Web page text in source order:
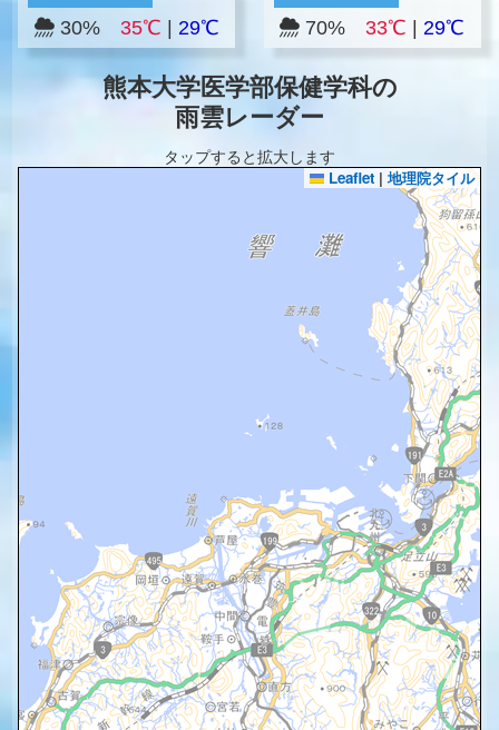
30% 35℃ 29℃ 70%33℃ |29℃
熊本大学医学部保健学科の
雨雲レーダー
タップすると拡大します
Leaflet | 地理院タイル